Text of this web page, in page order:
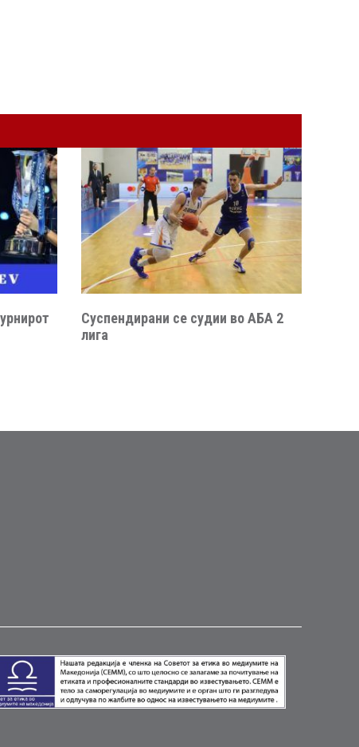
Суспендирани се судии во АБА 2
лига